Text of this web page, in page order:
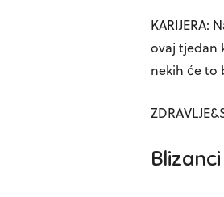
ovaj tjedan
nekih će to
Blizanci